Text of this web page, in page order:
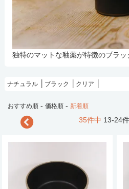
独特のマットな釉薬が特徴のブラ
ナチュラル ブラック クリア
おすすめ順 - 価格順 - 新着順
35件中 13-24